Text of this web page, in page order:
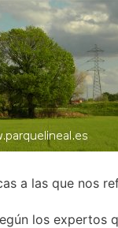
a las que nos
los expertos